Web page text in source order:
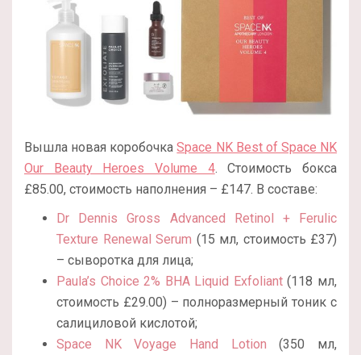
Вышла новая коробочкаSpace NK Best of Space NK
Our Beauty Heroes Volume 4. Стоимость бокса
£85.00, стоимость наполнения – £147. В составе:
Dr Dennis Gross Advanced Retinol + Ferulic
Texture Renewal Serum (15 мл, стоимость £37)
– сыворотка для лица;
Paula’s Choice 2% BHA Liquid Exfoliant(118 мл,
стоимость £29.00) – полноразмерный тоник с
салициловой кислотой;
Space NK Voyage Hand Lotion (350 мл,